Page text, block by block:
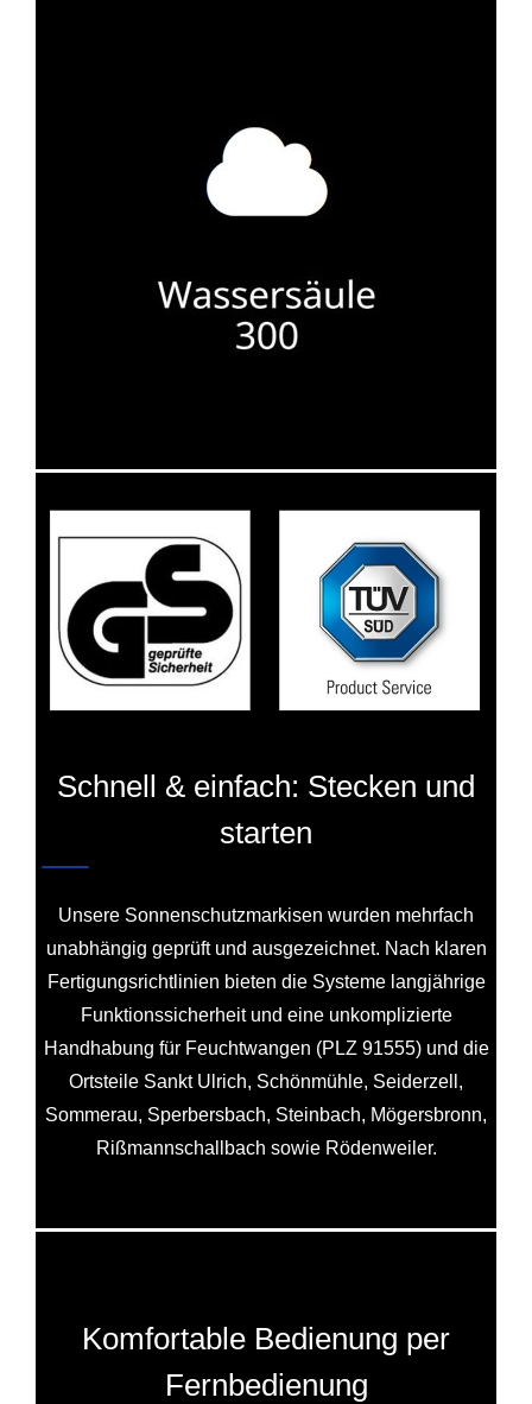
Schnell & einfach: Stecken und
starten
Unsere Sonnenschutzmarkisen wurden mehrfach
unabhängig geprüft und ausgezeichnet. Nach klaren
Fertigungsrichtlinien bieten die Systeme langjährige
Funktionssicherheit und eine unkomplizierte
Handhabung für Feuchtwangen (PLZ 91555) und die
Ortsteile Sankt Ulrich, Schönmühle, Seiderzell,
Sommerau, Sperbersbach, Steinbach, Mögersbronn,
Rißmannschallbach sowie Rödenweiler.
Komfortable Bedienung per
Fernbedienung